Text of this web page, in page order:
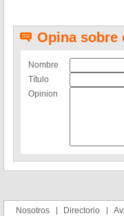
Opina sobre
Nombre
Título
Opinion
Nosotros Directorio